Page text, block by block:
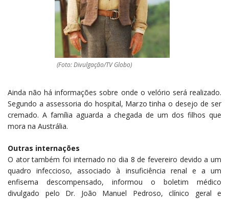
(Foto: Divulgação/TV Globo)
Ainda não há informações sobre onde o velório será realizado.
Segundo a assessoria do hospital, Marzo tinha o desejo de ser
cremado. A família aguarda a chegada de um dos filhos que
mora na Austrália.
Outras internações
O ator também foi internado no dia 8 de fevereiro devido a um
quadro infeccioso, associado à insuficiência renal e a um
enfisema descompensado, informou o boletim médico
divulgado pelo Dr. João Manuel Pedroso, clínico geral e